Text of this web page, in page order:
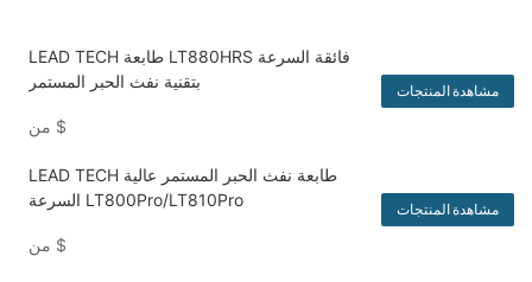
LEAD TECH طابعة LT880HRS فائقة السرعة
بتقنية نفث الحبر المستمر
$
مشاهدة المنتجات
LEAD TECH طابعة نفث الحبر المستمر عالية
السرعة LT800Pro/LT810Pro
$
مشاهدة المنتجات